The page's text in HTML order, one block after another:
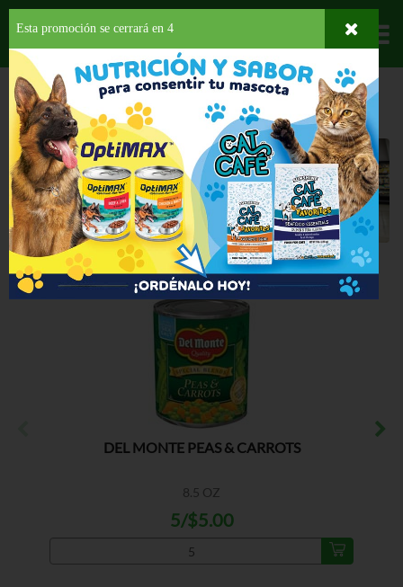
Departamentos
HOME PROVISIONES VEGETALES ENLATADOS
Vegetales Enlatados
Seleccione una categoría
Back
ESPECIAL
DEL MONTE PEAS & CARROTS
8.5 OZ
5/$5.00
Esta promoción se cerrará en 3